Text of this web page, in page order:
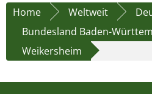
Home Weltweit
Bundesland Baden-
Weikersheim